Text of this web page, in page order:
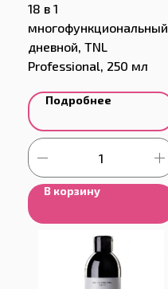
18 в 1
многофункциональный
дневной, TNL
Professional, 250 мл
Подробнее
В корзину